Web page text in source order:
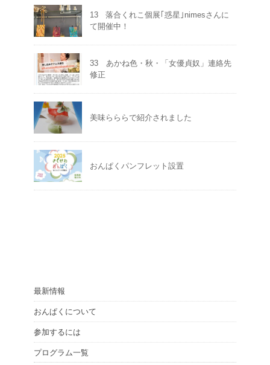
13 落合くれこ個展｢惑星｣nimesさんに
て開催中！
33 あかね色・秋・「女優貞奴」連絡先
修正
美味らららで紹介されました
おんぱくパンフレット設置
最新情報
おんぱくについて
参加するには
プログラム一覧